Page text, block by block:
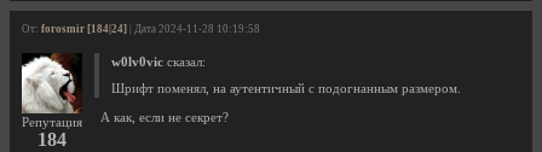
От: forosmir [184|24] | Дата 2024-11-28 10:19:58
Репутация
184
w0lv0vic сказал:
Шрифт поменял, на аутентичный с подогнанным размером.
А как, если не секрет?